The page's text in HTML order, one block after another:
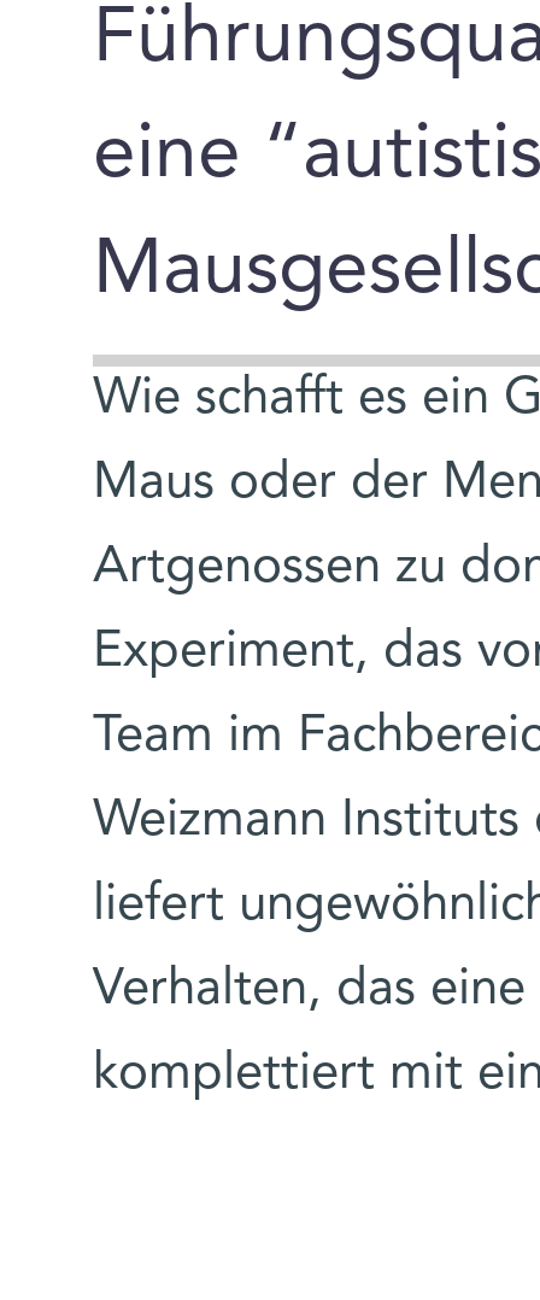
eine
Wie schafft es ein
Maus oder der
Artgenossen zu
Experiment, das
Team im
Weizmann
liefert
Verhalten, das
komplettiert mit